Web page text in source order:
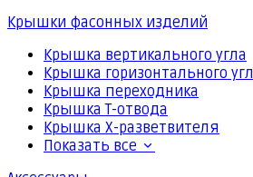
Крышки фасонных изделий
Крышка вертикального угла
Крышка горизонтального
Крышка переходника
Крышка Т-отвода
Крышка Х-разветвителя
Показать все